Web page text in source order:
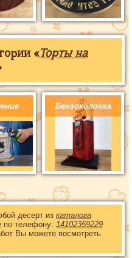
«Торты на
Бензоколонка
десерт из каталога
по телефону: 14102359229
Вы можете посмотреть